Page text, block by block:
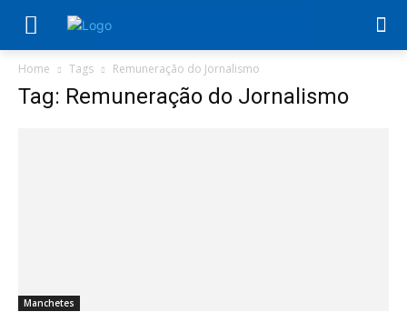
Home Tags Remuneração do Jornalismo
Tag: Remuneração do Jornalismo
Manchetes